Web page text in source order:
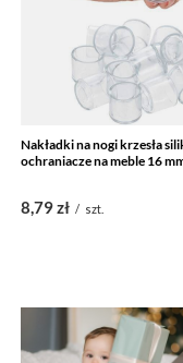
Nakładki na nogi krzesła
ochraniacze na meble 16
8,79 zł / szt.